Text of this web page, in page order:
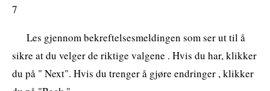
7
Les gjennom bekreftelsesmeldingen som ser ut til å
sikre at du velger de riktige valgene . Hvis du har, klikker
du på " Next". Hvis du trenger å gjøre endringer , klikker